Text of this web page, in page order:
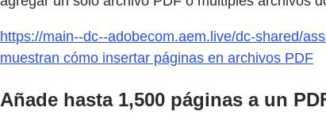
https://main--dc--adobecom.aem.live/dc-shared/
muestran cómo insertar páginas en archivos PDF
Añade hasta 1,500 páginas a un